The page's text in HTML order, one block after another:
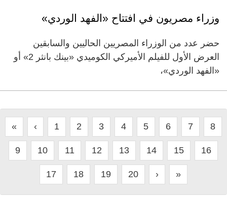
وزراء مصريون في افتتاح «الفهد الوردي»
حضر عدد من الوزراء المصريين الحاليين والسابقين
العرض الأول للفيلم الأميركي الكوميدي «بينك بانثر 2» أو
«الفهد الوردي»،
« ‹ 1 2 3 4 5 6 7 8
9 10 11 12 13 14 15 16
17 18 19 20 › »